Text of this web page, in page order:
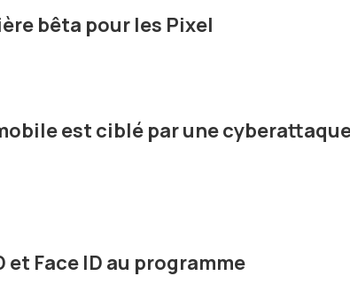
bêta pour les Pixel
est ciblé par une
et Face ID au programme